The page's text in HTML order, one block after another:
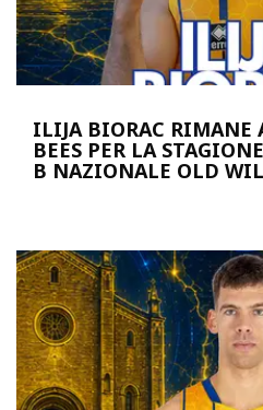
ILIJA BIORAC RIMANE
BEES PER LA
B NAZIONALE OLD